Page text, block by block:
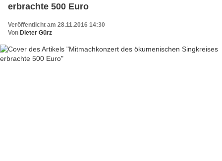
erbrachte 500 Euro
Veröffentlicht am 28.11.2016 14:30
Von Dieter Gürz